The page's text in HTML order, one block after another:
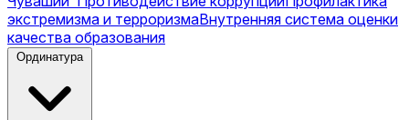
экстремизма и терроризмаВнутренняя система оценки
качества образования
Ординатура